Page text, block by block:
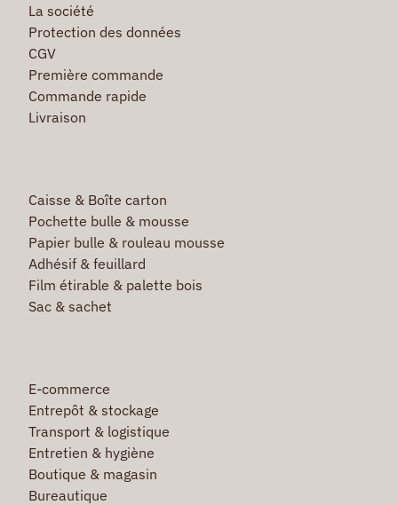
La société
Protection des données
CGV
Première commande
Commande rapide
Livraison
Caisse & Boîte carton
Pochette bulle & mousse
Papier bulle & rouleau mousse
Adhésif & feuillard
Film étirable & palette bois
Sac & sachet
E-commerce
Entrepôt & stockage
Transport & logistique
Entretien & hygiène
Boutique & magasin
Bureautique